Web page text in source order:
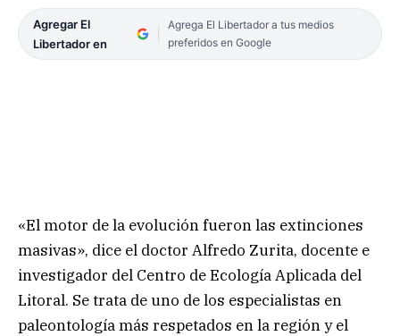
Agregar El
Libertador en
Agrega El Libertador a tus medios
preferidos en Google
«El motor de la evolución fueron las extinciones
masivas», dice el doctor Alfredo Zurita, docente e
investigador del Centro de Ecología Aplicada del
Litoral. Se trata de uno de los especialistas en
paleontología más respetados en la región y el